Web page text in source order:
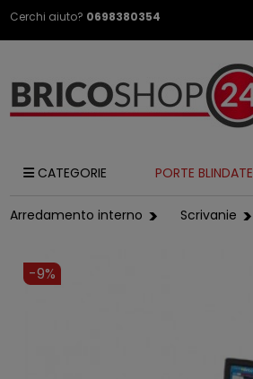
Cerchi aiuto? 0698380354
CATEGORIE PORTE BLINDATE
Arredamento interno Scrivanie
-9%